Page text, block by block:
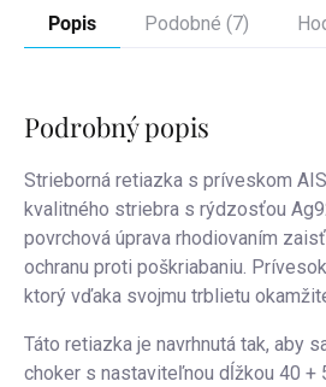
Popis Podobné (7)
Podrobný popis
Strieborná retiazka s príveskom
kvalitného striebra s rýdzosťou
povrchová úprava rhodiovaním
ochranu proti poškriabaniu.
ktorý vďaka svojmu trblietu
Táto retiazka je navrhnutá tak, aby
choker s nastaviteľnou dĺžkou 40 +